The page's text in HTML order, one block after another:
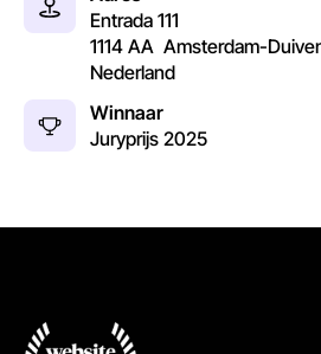
Entrada 111
1114 AA Amsterdam-
Nederland
Winnaar
Juryprijs 2025